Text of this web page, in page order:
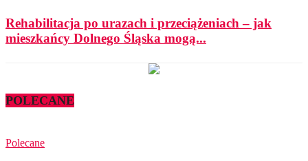
Rehabilitacja po urazach i przeciążeniach – jak
mieszkańcy Dolnego Śląska mogą...
POLECANE
Polecane